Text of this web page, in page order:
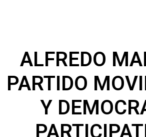
ALFREDO
PARTIDO
Y